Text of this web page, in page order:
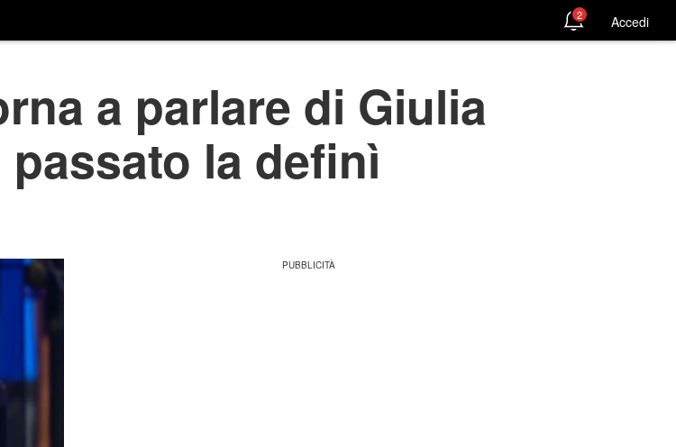
2 Accedi
a parlare di Giulia
la definì